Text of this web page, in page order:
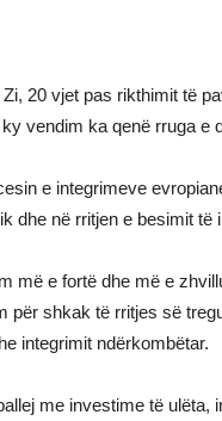
20 vjet pas rikthimit të
vendim ka qenë rruga e
e integrimeve
dhe në rritjen e besimit të
më e fortë dhe më e
për shkak të rritjes së
integrimit ndërkombëtar.
me investime të ulëta,